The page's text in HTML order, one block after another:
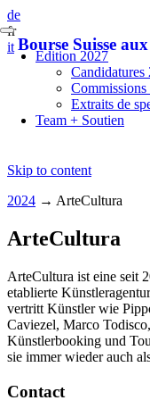
de
fr
it Bourse Suisse
Skip to content
Edition 2027
Candidatures
Extraits de
Team + Soutien
2024 → ArteCultura
ArteCultura
ArteCultura ist eine seit
etablierte
vertritt Künstler wie
Caviezel, Marco
Künstlerbooking und
sie immer wieder auch
Contact